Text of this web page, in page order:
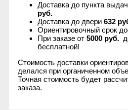
Доставка до пункта
руб.
Доставка до двери 632
Ориентировочный срок
При заказе от 5000 руб.
бесплатной!
Стоимость доставки
делался при органиченном
Точная стоимость будет
заказа.